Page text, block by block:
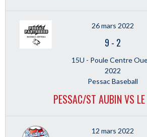
26 mars 2022
9 - 2
15U - Poule Centre
2022
Pessac Baseball
PESSAC/ST AUBIN VS LE
12 mars 2022